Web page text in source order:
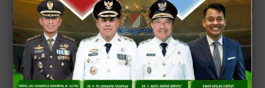
sekeluarga sepakat untuk memperluas warung bakso
kami agar bisa lebih banyak menampung pelanggan." ujar
Ani antusias.